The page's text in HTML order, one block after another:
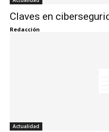
Claves en
Redacción
Actualidad